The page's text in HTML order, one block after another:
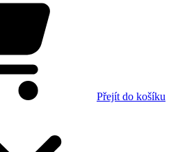
Přejít do košíku